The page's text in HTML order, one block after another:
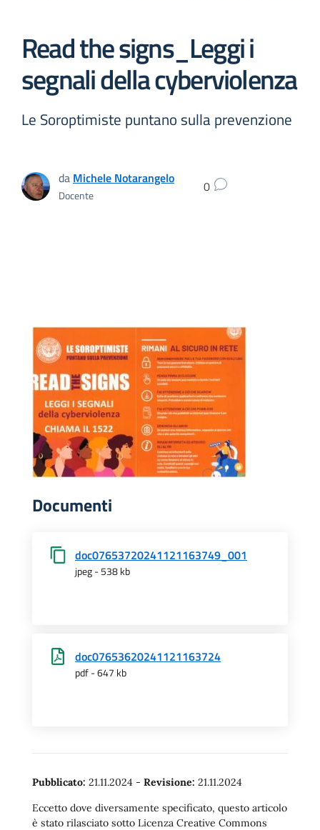
Read the signs_Leggi i
segnali della cyberviolenza
Le Soroptimiste puntano sulla prevenzione
da Michele Notarangelo
Docente 0
Documenti
doc07653720241121163749_001
jpeg - 538 kb
doc07653620241121163724
pdf - 647 kb
Pubblicato: 21.11.2024 - Revisione: 21.11.2024
Eccetto dove diversamente specificato, questo articolo
è stato rilasciato sotto Licenza Creative Commons